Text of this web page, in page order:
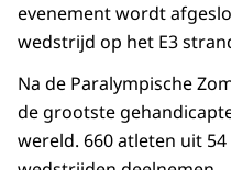
evenement wordt
wedstrijd op het E3
Na de Paralympische
de grootste
wereld. 660 atleten uit